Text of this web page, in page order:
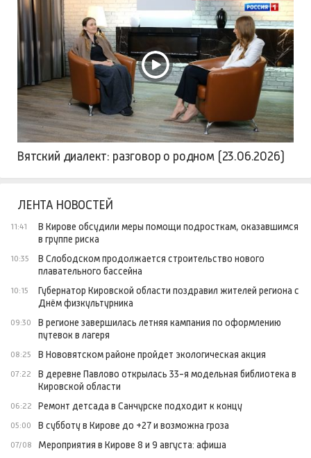
Вятский диалект: разговор о родном (23.06.2026)
ЛЕНТА НОВОСТЕЙ
11:41
В Кирове обсудили меры помощи подросткам, оказавшимся
в группе риска
10:35
В Слободском продолжается строительство нового
плавательного бассейна
10:15
Губернатор Кировской области поздравил жителей региона с
Днём физкультурника
09:30
В регионе завершилась летняя кампания по оформлению
путевок в лагеря
08:25 В Нововятском районе пройдет экологическая акция
07:22
В деревне Павлово открылась 33-я модельная библиотека в
Кировской области
06:22 Ремонт детсада в Санчурске подходит к концу
05:00 В субботу в Кирове до +27 и возможна гроза
07/08 Мероприятия в Кирове 8 и 9 августа: афиша